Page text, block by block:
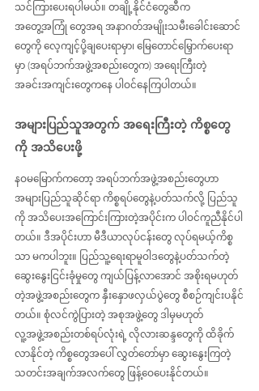
သင်ကြားပေးရပါမယ်။ တချို့နိုင်ငံတွေဆီက
အတွေ့အကြုံ တွေအရ အနာဂတ်အမျိုးသမီးခေါင်းဆောင်
တွေကို လေ့ကျင့်ပို့ချပေးရာမှာ၊ မြေတောင်မြှောက်ပေးရာ
မှာ (အရပ်ဘက်အဖွဲ့အစည်းတွေက) အရေးကြီးတဲ့
အခင်းအကျင်းတွေကနေ ပါဝင်နေကြပါတယ်။
အများပြည်သူအတွက် အရေးကြီးတဲ့ ကိစ္စတွေ
ကို အသိပေးဖို့
နဝမမြောက်ကတော့ အရပ်ဘက်အဖွဲ့အစည်းတွေဟာ
အများပြည်သူဆိုင်ရာ ကိစ္စရပ်တွေနဲ့ပတ်သက်လို့ ပြည်သူ
ကို အသိပေးအကြောင်းကြားတဲ့အပိုင်းက ပါဝင်ကူညီနိုင်ပါ
တယ်။ ဒီအပိုင်းဟာ မီဒီယာလုပ်ငန်းတွေ လုပ်ရမယ့်ကိစ္စ
သာ မကပါဘူး။ ပြည်သူ့ရေးရာမူဝါဒတွေနဲ့ပတ်သက်တဲ့
ဆွေးနွေးငြင်းခုံမှုတွေ ကျယ်ပြန့်လာအောင် အစိုးရမဟုတ်
တဲ့အဖွဲ့အစည်းတွေက နှီးနှောဖလှယ်ပွဲတွေ စီစဉ်ကျင်းပနိုင်
တယ်။ စုံလင်ကွဲပြားတဲ့ အစုအဖွဲ့တွေ ဒါမှမဟုတ်
လူ့အဖွဲ့အစည်းတစ်ရပ်လုံးရဲ့ လိုလားဆန္ဒတွေကို ထိခိုက်
လာနိုင်တဲ့ ကိစ္စတွေအပေါ် လွှတ်တော်မှာ ဆွေးနွေးကြတဲ့
သတင်းအချက်အလက်တွေ ဖြန့်ဝေပေးနိုင်တယ်။